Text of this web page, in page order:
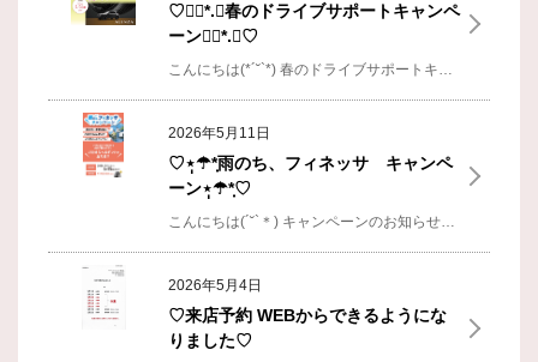
♡❁⃘*.ﾟ春のドライブサポートキャンペ
ーン❁⃘*.ﾟ♡
こんにちは(*´˘`*) 春のドライブサポートキャンペーンの
2026年5月11日
♡⋆̩☂︎*̣̩雨のち、フィネッサ キャンペ
ーン⋆̩☂︎*̣̩♡
こんにちは(´˘`＊) キャンペーンのお知らせです⟡.*
2026年5月4日
♡来店予約 WEBからできるようにな
りました♡